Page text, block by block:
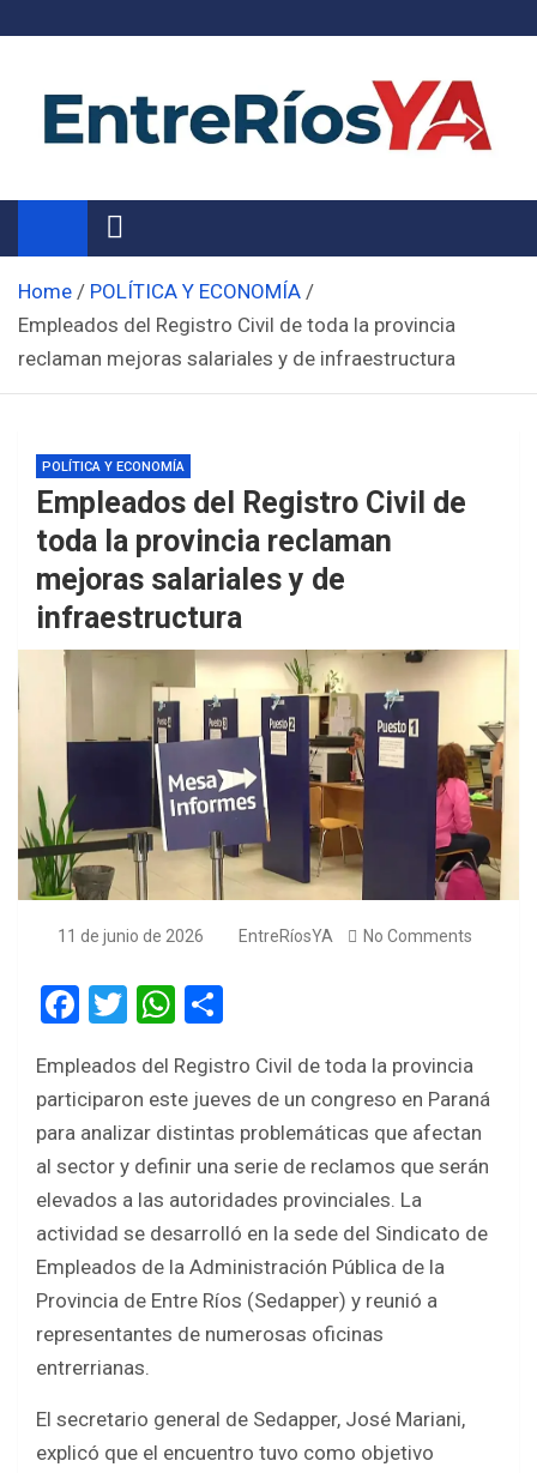
Noticias de Entre Ríos
Información de toda la provincia ahora
Home
POLÍTICA Y ECONOMÍA
Empleados del Registro Civil de toda la provincia
reclaman mejoras salariales y de infraestructura
POLÍTICA Y ECONOMÍA
Empleados del Registro Civil de
toda la provincia reclaman
mejoras salariales y de
infraestructura
11 de junio de 2026 EntreRíosYA No Comments
F
ce
b
o
o
k
T
tt
er
W
at
s
A
p
p
ar
e
Empleados del Registro Civil de toda la provincia
participaron este jueves de un congreso en Paraná
para analizar distintas problemáticas que afectan
al sector y definir una serie de reclamos que serán
elevados a las autoridades provinciales. La
actividad se desarrolló en la sede del Sindicato de
Empleados de la Administración Pública de la
Provincia de Entre Ríos (Sedapper) y reunió a
representantes de numerosas oficinas
entrerrianas.
El secretario general de Sedapper, José Mariani,
explicó que el encuentro tuvo como objetivo